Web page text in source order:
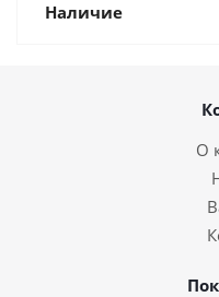
Наличие
О